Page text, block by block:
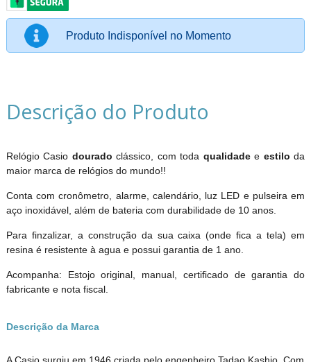
Produto Indisponível no Momento
Descrição do Produto
Relógio Casio dourado clássico, com toda qualidadee estiloda
maior marca de relógios do mundo!!
Conta com cronômetro, alarme, calendário, luz LED e pulseira em
aço inoxidável, além de bateria com durabilidade de 10 anos.
Para finzalizar, a construção da sua caixa (onde fica a tela) em
resina é resistente à agua e possui garantia de 1 ano.
Acompanha: Estojo original, manual, certificado de garantia do
fabricante e nota fiscal.
Descrição da Marca
A Casio surgiu em 1946 criada pelo engenheiro Tadao Kashio. Com